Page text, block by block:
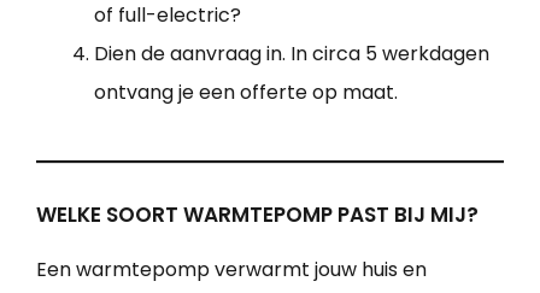
of full-electric?
Dien de aanvraag in. In circa 5 werkdagen
ontvang je een offerte op maat.
WELKE SOORT WARMTEPOMP PAST BIJ MIJ?
Een warmtepomp verwarmt jouw huis en